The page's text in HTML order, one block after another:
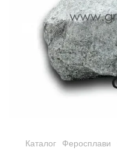
Каталог Феросплави